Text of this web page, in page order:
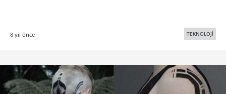
8 yıl önce TEKNOLOJİ